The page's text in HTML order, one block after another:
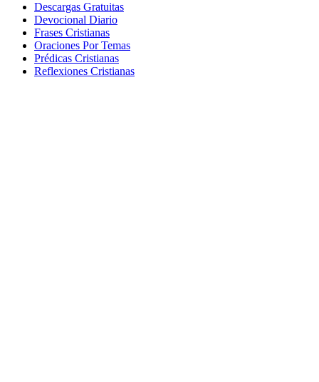
Descargas Gratuitas
Devocional Diario
Frases Cristianas
Oraciones Por Temas
Prédicas Cristianas
Reflexiones Cristianas